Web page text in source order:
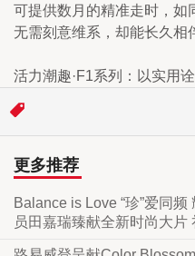
可提供数月的精准走时，如
无需刻意维系，却能长久相
活力潮趣·F1系列：以实用
更多推荐
Balance is Love “珍”爱同
员田嘉瑞臻献全新时尚大片